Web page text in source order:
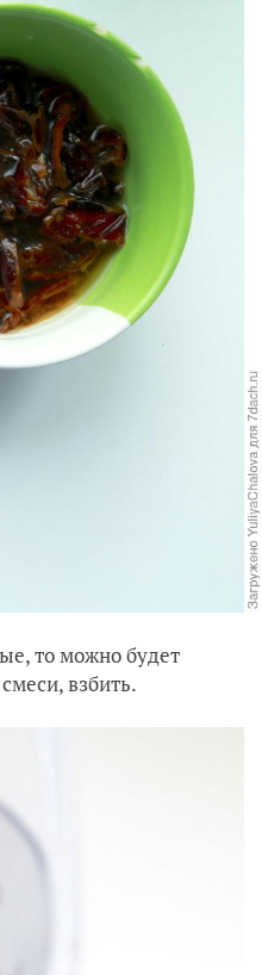
то можно будет
взбить.